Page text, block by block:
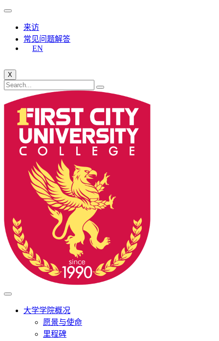
来访
常见问题解答
EN
X
大学学院概况
愿景与使命
里程碑